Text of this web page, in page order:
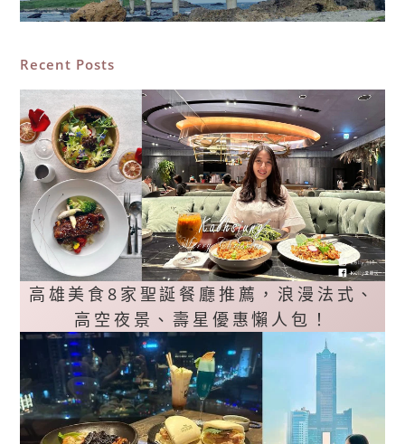
Recent Posts
高雄美食8家聖誕餐廳推薦，浪漫法式、
高空夜景、壽星優惠懶人包！